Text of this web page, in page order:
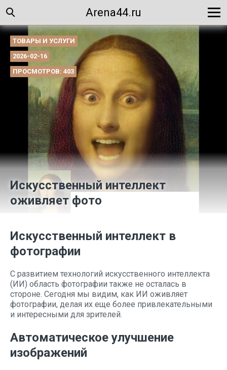
Arena44.ru
ТОВАРЫ И УСЛУГИ
2026-02-16
ПРОСМОТРОВ: 403
Искусственный интеллект
оживляет фото
Искусственный интеллект в
фотографии
С развитием технологий искусственного интеллекта
(ИИ) область фотографии также не осталась в
стороне. Сегодня мы видим, как ИИ оживляет
фотографии, делая их еще более привлекательными
и интересными для зрителей.
Автоматическое улучшение
изображений